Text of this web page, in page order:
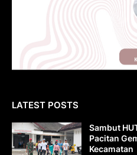
LATEST POSTS
Sambut
Pacitan
Kecamatan